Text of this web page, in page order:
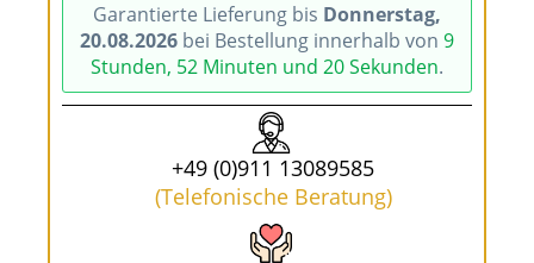
Garantierte Lieferung bis Donnerstag,
20.08.2026 bei Bestellung innerhalb von 9
Stunden, 52 Minuten und 19 Sekunden.
+49 (0)911 13089585
(Telefonische Beratung)